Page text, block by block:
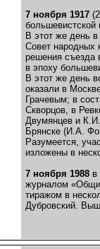
7 ноября 1917
большевистской
В этот же день
Совет народных
решения съезда
в эпоху
В этот же день
оказали в
Грачевым; в
Скворцов, в
Двумянцев и
Брянске (И.А.
Разумеется,
изложены в
7 ноября 1988 в
журналом
тиражом в
Дубровский.